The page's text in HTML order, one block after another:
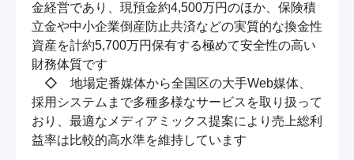
金経営であり、現預金約4,500万円のほか、保険積
立金や中小企業倒産防止共済などの実質的な換金性
資産を計約5,700万円保有する極めて安全性の高い
財務体質です
◇　地場定番媒体から全国区の大手Web媒体、
採用システムまで多種多様なサービスを取り扱って
おり、最適なメディアミックス提案により売上総利
益率は比較的高水準を維持しています